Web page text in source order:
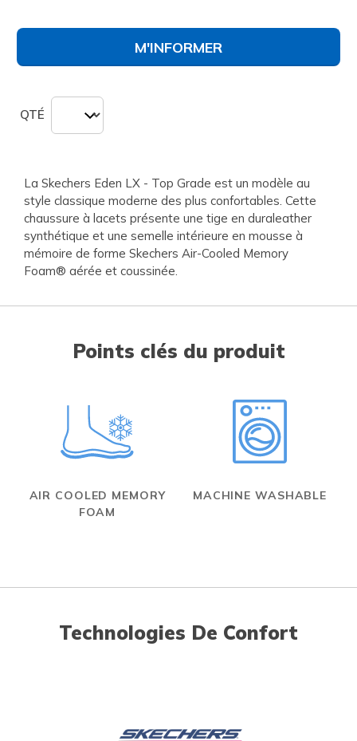
M'INFORMER
QTÉ
La Skechers Eden LX - Top Grade est un modèle au
style classique moderne des plus confortables. Cette
chaussure à lacets présente une tige en duraleather
synthétique et une semelle intérieure en mousse à
mémoire de forme Skechers Air-Cooled Memory
Foam® aérée et coussinée.
Points clés du produit
AIR COOLED MEMORY
FOAM
MACHINE WASHABLE
Technologies De Confort